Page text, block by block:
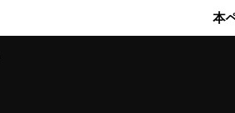
本